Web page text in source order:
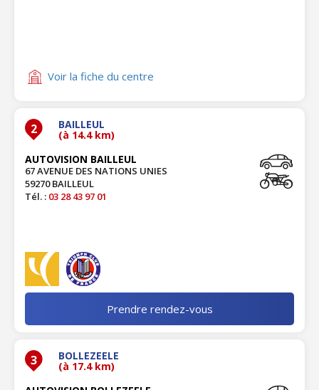
Voir la fiche du centre
2 BAILLEUL
(à 14.4 km)
AUTOVISION BAILLEUL
67 AVENUE DES NATIONS UNIES
59270 BAILLEUL
Tél. : 03 28 43 97 01
Prendre rendez-vous
3 BOLLEZEELE
(à 17.4 km)